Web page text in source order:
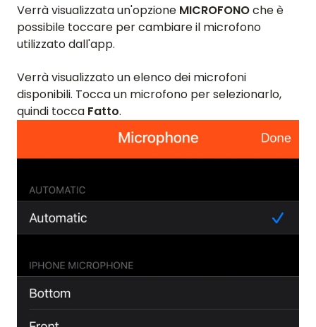
Verrà visualizzata un'opzione MICROFONOche è
possibile toccare per cambiare il microfono
utilizzato dall'app.
Verrà visualizzato un elenco dei microfoni
disponibili. Tocca un microfono per selezionarlo,
quindi tocca Fatto.